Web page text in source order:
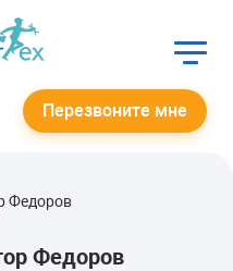
Перезвоните мне
Федоров
Федоров